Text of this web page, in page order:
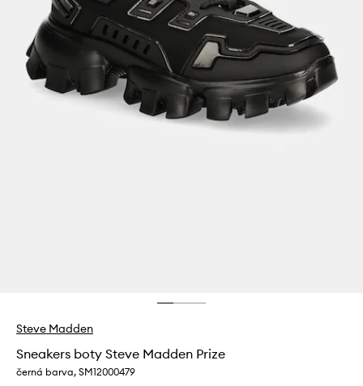
Steve Madden
Sneakers boty Steve Madden Prize
černá barva, SM12000479